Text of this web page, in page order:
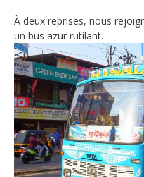
À deux reprises, nous
un bus azur rutilant.